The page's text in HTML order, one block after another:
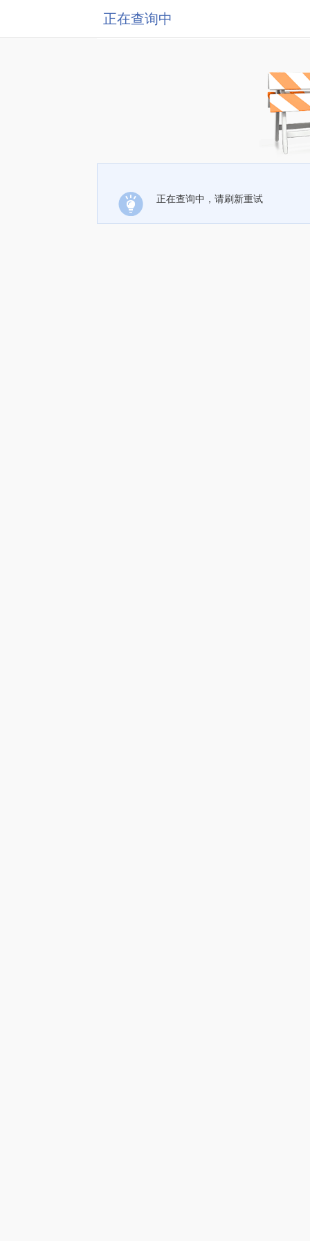
正在查询中
正在查询中，请刷新重试